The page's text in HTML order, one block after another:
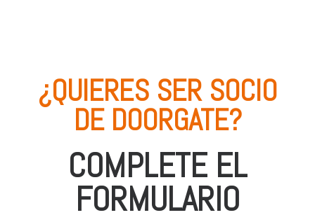
¿QUIERES SER SOCIO
DE DOORGATE?
COMPLETE EL
FORMULARIO